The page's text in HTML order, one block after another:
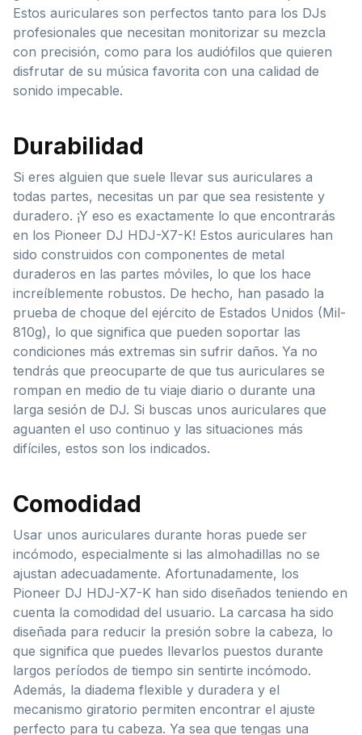
Estos auriculares son perfectos tanto para los DJs
profesionales que necesitan monitorizar su mezcla
con precisión, como para los audiófilos que quieren
disfrutar de su música favorita con una calidad de
sonido impecable.
Durabilidad
Si eres alguien que suele llevar sus auriculares a
todas partes, necesitas un par que sea resistente y
duradero. ¡Y eso es exactamente lo que encontrarás
en los Pioneer DJ HDJ-X7-K! Estos auriculares han
sido construidos con componentes de metal
duraderos en las partes móviles, lo que los hace
increíblemente robustos. De hecho, han pasado la
prueba de choque del ejército de Estados Unidos (Mil-
810g), lo que significa que pueden soportar las
condiciones más extremas sin sufrir daños. Ya no
tendrás que preocuparte de que tus auriculares se
rompan en medio de tu viaje diario o durante una
larga sesión de DJ. Si buscas unos auriculares que
aguanten el uso continuo y las situaciones más
difíciles, estos son los indicados.
Comodidad
Usar unos auriculares durante horas puede ser
incómodo, especialmente si las almohadillas no se
ajustan adecuadamente. Afortunadamente, los
Pioneer DJ HDJ-X7-K han sido diseñados teniendo en
cuenta la comodidad del usuario. La carcasa ha sido
diseñada para reducir la presión sobre la cabeza, lo
que significa que puedes llevarlos puestos durante
largos períodos de tiempo sin sentirte incómodo.
Además, la diadema flexible y duradera y el
mecanismo giratorio permiten encontrar el ajuste
perfecto para tu cabeza. Ya sea que tengas una